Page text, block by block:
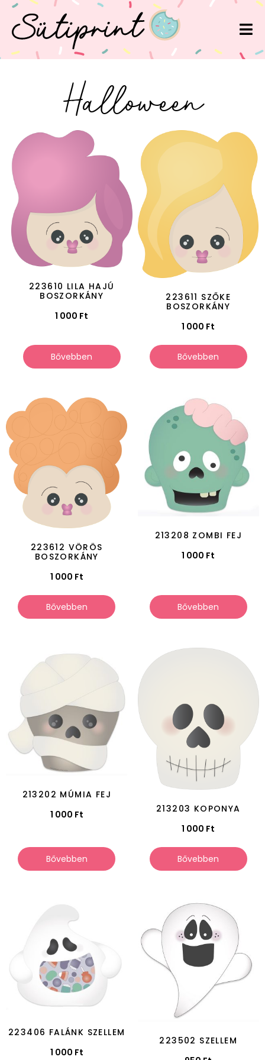
Halloween
223610 LILA HAJÚ
BOSZORKÁNY
1 000 Ft
Bővebben
223611 SZŐKE
BOSZORKÁNY
1 000 Ft
Bővebben
223612 VÖRÖS
BOSZORKÁNY
1 000 Ft
Bővebben
213208 ZOMBI FEJ
1 000 Ft
Bővebben
213202 MÚMIA FEJ
1 000 Ft
Bővebben
213203 KOPONYA
1 000 Ft
Bővebben
223406 FALÁNK SZELLEM
1 000 Ft
223502 SZELLEM